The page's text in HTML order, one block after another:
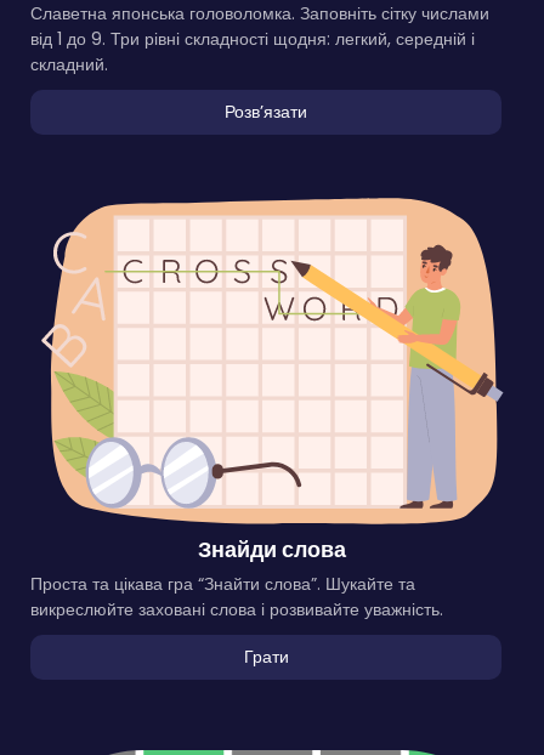
Славетна японська головоломка. Заповніть сітку числами
від 1 до 9. Три рівні складності щодня: легкий, середній і
складний.
Розвʼязати
Знайди слова
Проста та цікава гра “Знайти слова”. Шукайте та
викреслюйте заховані слова і розвивайте уважність.
Грати